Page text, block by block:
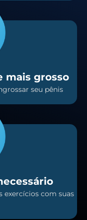
mais grosso
seu pênis
exercícios com suas